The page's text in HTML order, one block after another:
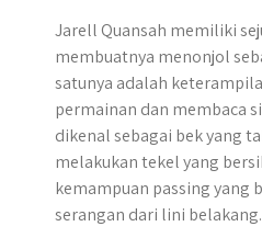
Jarell Quansah memiliki
membuatnya menonjol
satunya adalah
permainan dan membaca
dikenal sebagai bek yang
melakukan tekel yang
kemampuan passing yang
serangan dari lini belakang.